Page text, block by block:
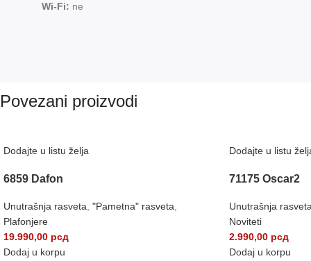
Wi-Fi: ne
Povezani proizvodi
Dodajte u listu želja
6859 Dafon
Unutrašnja rasveta, "Pametna" rasveta,
Plafonjere
19.990,00 рсд
Dodaj u korpu
Dodajte u listu
71175 Oscar2
Unutrašnja
Noviteti
2.990,00 рсд
Dodaj u korpu